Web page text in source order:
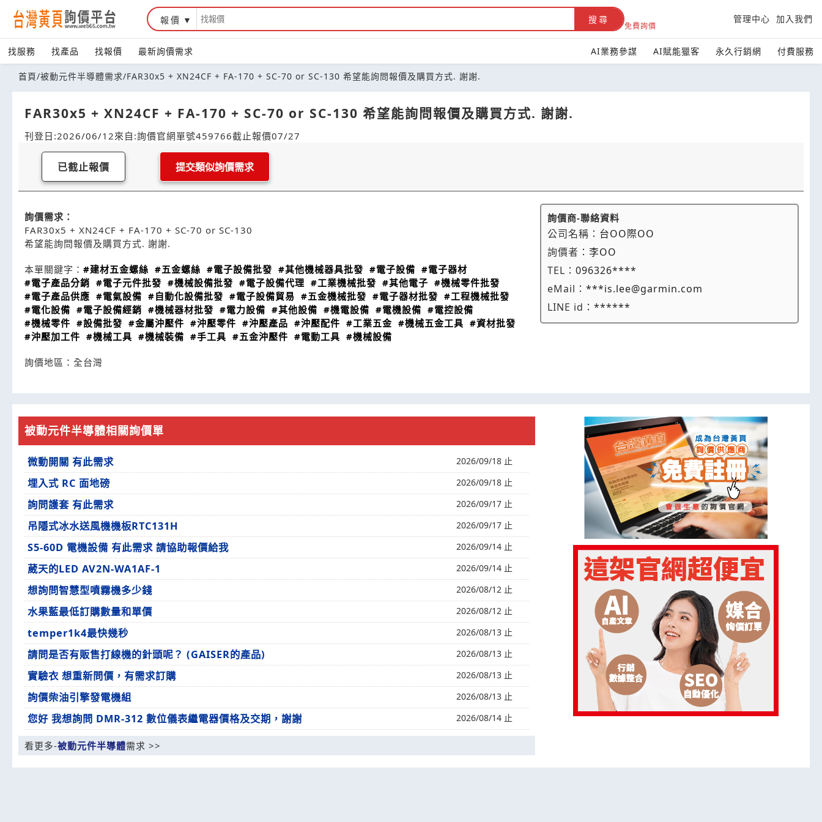
報價 搜尋
免費詢價
管理中心 加入我們
找服務 找產品 找報價 最新詢價需求 AI業務參謀 AI賦能獵客 永久行銷網 付費服務
首頁/被動元件半導體需求/FAR30x5 + XN24CF + FA-170 + SC-70 or SC-130 希望能詢問報價及購買方式. 謝謝.
FAR30x5 + XN24CF + FA-170 + SC-70 or SC-130 希望能詢問報價及購買方式. 謝謝.
刊登日:2026/06/12來自:詢價官網單號459766截止報價07/27
已截止報價 提交類似詢價需求
詢價需求：
FAR30x5 + XN24CF + FA-170 + SC-70 or SC-130
希望能詢問報價及購買方式. 謝謝.
本單關鍵字： #建材五金螺絲 #五金螺絲 #電子設備批發 #其他機械器具批發 #電子設備 #電子器材
#電子產品分銷 #電子元件批發 #機械設備批發 #電子設備代理 #工業機械批發 #其他電子 #機械零件批發
#電子產品供應 #電氣設備 #自動化設備批發 #電子設備貿易 #五金機械批發 #電子器材批發 #工程機械批發
#電化設備 #電子設備經銷 #機械器材批發 #電力設備 #其他設備 #機電設備 #電機設備 #電控設備
#機械零件 #設備批發 #金屬沖壓件 #沖壓零件 #沖壓產品 #沖壓配件 #工業五金 #機械五金工具 #資材批發
#沖壓加工件 #機械工具 #機械裝備 #手工具 #五金沖壓件 #電動工具 #機械設備
詢價地區： 全台灣
詢價商-聯絡資料
公司名稱： 台OO際OO
詢價者：李OO
TEL：096326****
eMail：***is.lee@garmin.com
LINE id：******
被動元件半導體相關詢價單
微動開關 有此需求 2026/09/18 止
埋入式 RC 面地磅 2026/09/18 止
詢問護套 有此需求 2026/09/17 止
吊隱式冰水送風機機板RTC131H 2026/09/17 止
S5-60D 電機設備 有此需求 請協助報價給我 2026/09/14 止
葳天的LED AV2N-WA1AF-1 2026/09/14 止
想詢問智慧型噴霧機多少錢 2026/08/12 止
水果藍最低訂購數量和單價 2026/08/12 止
temper1k4最快幾秒 2026/08/13 止
請問是否有販售打線機的針頭呢？ (GAISER的產品) 2026/08/13 止
實驗衣 想重新問價，有需求訂購 2026/08/13 止
詢價柴油引擎發電機組 2026/08/13 止
您好 我想詢問 DMR-312 數位儀表繼電器價格及交期，謝謝 2026/08/14 止
看更多-被動元件半導體需求 >>